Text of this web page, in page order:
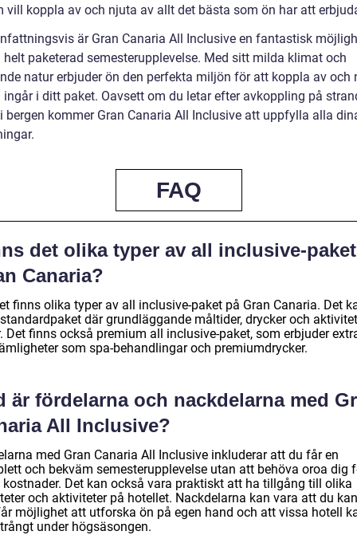
vill koppla av och njuta av allt det bästa som ön har att
är Gran Canaria All Inclusive en fantastisk
helt paketerad semesterupplevelse. Med sitt milda klimat och
natur erbjuder ön den perfekta miljön för att koppla av och
i ditt paket. Oavsett om du letar efter avkoppling på
bergen kommer Gran Canaria All Inclusive att uppfylla alla
FAQ
det olika typer av all inclusive-
Canaria?
finns olika typer av all inclusive-paket på Gran Canaria. Det
där grundläggande måltider, drycker och
Det finns också premium all inclusive-paket, som erbjuder
som spa-behandlingar och premiumdrycker.
är fördelarna och nackdelarna med
All Inclusive?
med Gran Canaria All Inclusive inkluderar att du får en
och bekväm semesterupplevelse utan att behöva oroa dig
kostnader. Det kan också vara praktiskt att ha tillgång till olika
och aktiviteter på hotellet. Nackdelarna kan vara att du
möjlighet att utforska ön på egen hand och att vissa hotell
under högsäsongen.